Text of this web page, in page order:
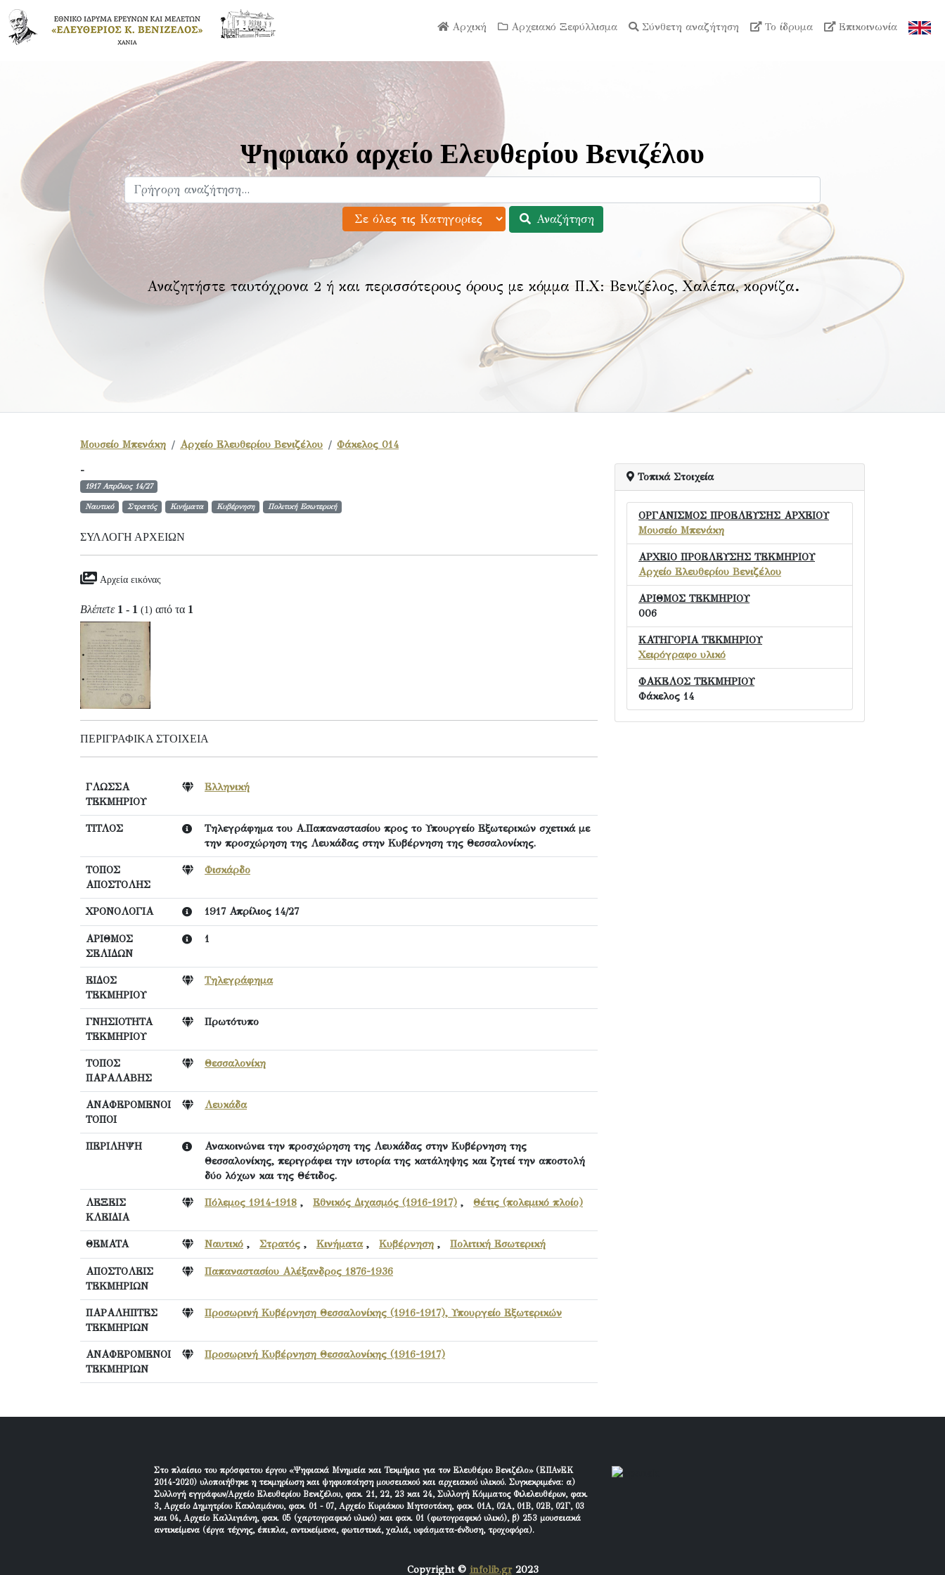
Αρχική Αρχειακό Ξεφύλλισμα Σύνθετη αναζήτηση Το ίδρυμα Επικοινωνία
Ψηφιακό αρχείο Ελευθερίου Βενιζέλου
Αναζήτηση
Αναζητήστε ταυτόχρονα 2 ή και περισσότερους όρους με κόμμα Π.Χ: Βενιζέλος, Χαλέπα, κορνίζα.
Μουσείο Μπενάκη Αρχείο Ελευθερίου Βενιζέλου Φάκελος 014
-
1917 Απρίλιος 14/27
Ναυτικό Στρατός Κινήματα Κυβέρνηση Πολιτική Εσωτερική
ΣΥΛΛΟΓΉ ΑΡΧΕΊΩΝ
Αρχεία εικόνας
Βλέπετε 1 - 1 (1) από τα 1
ΠΕΡΙΓΡΑΦΙΚΆ ΣΤΟΙΧΕΊΑ
ΓΛΩΣΣΑ
ΤΕΚΜΗΡΙΟΥ
Ελληνική
ΤΙΤΛΟΣ
Τηλεγράφημα του Α.Παπαναστασίου προς το Υπουργείο Εξωτερικών σχετικά με
την προσχώρηση της Λευκάδας στην Κυβέρνηση της Θεσσαλονίκης.
ΤΟΠΟΣ
ΑΠΟΣΤΟΛΗΣ
Φισκάρδο
ΧΡΟΝΟΛΟΓΙΑ 1917 Απρίλιος 14/27
ΑΡΙΘΜΟΣ
ΣΕΛΙΔΩΝ
1
ΕΙΔΟΣ
ΤΕΚΜΗΡΙΟΥ
Τηλεγράφημα
ΓΝΗΣΙΟΤΗΤΑ
ΤΕΚΜΗΡΙΟΥ
Πρωτότυπο
ΤΟΠΟΣ
ΠΑΡΑΛΑΒΗΣ
Θεσσαλονίκη
ΑΝΑΦΕΡΟΜΕΝΟΙ
ΤΟΠΟΙ
Λευκάδα
ΠΕΡΙΛΗΨΗ
Ανακοινώνει την προσχώρηση της Λευκάδας στην Κυβέρνηση της
Θεσσαλονίκης, περιγράφει την ιστορία της κατάληψης και ζητεί την αποστολή
δύο λόχων και της Θέτιδος.
ΛΕΞΕΙΣ
ΚΛΕΙΔΙΑ
Πόλεμος 1914-1918 , Εθνικός Διχασμός (1916-1917) , Θέτις (πολεμικό πλοίο)
ΘΕΜΑΤΑ Ναυτικό , Στρατός , Κινήματα, Κυβέρνηση , Πολιτική Εσωτερική
ΑΠΟΣΤΟΛΕΙΣ
ΤΕΚΜΗΡΙΩΝ
Παπαναστασίου Αλέξανδρος 1876-1936
ΠΑΡΑΛΗΠΤΕΣ
ΤΕΚΜΗΡΙΩΝ
Προσωρινή Κυβέρνηση Θεσσαλονίκης (1916-1917), Υπουργείο Εξωτερικών
ΑΝΑΦΕΡΟΜΕΝΟΙ
ΤΕΚΜΗΡΙΩΝ
Προσωρινή Κυβέρνηση Θεσσαλονίκης (1916-1917)
Τοπικά Στοιχεία
ΟΡΓΑΝΙΣΜΟΣ ΠΡΟΕΛΕΥΣΗΣ ΑΡΧΕΙΟΥ
Μουσείο Μπενάκη
ΑΡΧΕΙΟ ΠΡΟΕΛΕΥΣΗΣ ΤΕΚΜΗΡΙΟΥ
Αρχείο Ελευθερίου Βενιζέλου
ΑΡΙΘΜΟΣ ΤΕΚΜΗΡΙΟΥ
006
ΚΑΤΗΓΟΡΙΑ ΤΕΚΜΗΡΙΟΥ
Χειρόγραφο υλικό
ΦΑΚΕΛΟΣ ΤΕΚΜΗΡΙΟΥ
Φάκελος 14
Στο πλαίσιο του πρόσφατου έργου «Ψηφιακά Μνημεία και Τεκμήρια για τον Ελευθέριο Βενιζέλο» (ΕΠΑνΕΚ
2014-2020) υλοποιήθηκε η τεκμηρίωση και ψηφιοποίηση μουσειακού και αρχειακού υλικού. Συγκεκριμένα: α)
Συλλογή εγγράφων/Αρχείο Ελευθερίου Βενιζέλου, φακ. 21, 22, 23 και 24, Συλλογή Κόμματος Φιλελευθέρων, φακ.
3, Αρχείο Δημητρίου Κακλαμάνου, φακ. 01 - 07, Αρχείο Κυριάκου Μητσοτάκη, φακ. 01Α, 02Α, 01Β, 02Β, 02Γ, 03
και 04, Αρχείο Καλλιγιάνη, φακ. 05 (χαρτογραφικό υλικό) και φακ. 01 (φωτογραφικό υλικό), β) 253 μουσειακά
αντικείμενα (έργα τέχνης, έπιπλα, αντικείμενα, φωτιστικά, χαλιά, υφάσματα-ένδυση, τροχοφόρα).
Copyright © infolib.gr2023